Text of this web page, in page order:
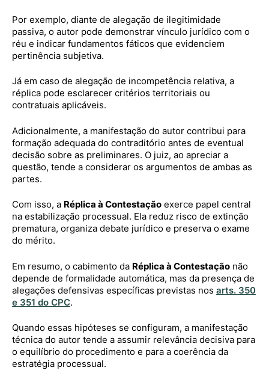
Por exemplo, diante de alegação de ilegitimidade
passiva, o autor pode demonstrar vínculo jurídico com o
réu e indicar fundamentos fáticos que evidenciem
pertinência subjetiva.
Já em caso de alegação de incompetência relativa, a
réplica pode esclarecer critérios territoriais ou
contratuais aplicáveis.
Adicionalmente, a manifestação do autor contribui para
formação adequada do contraditório antes de eventual
decisão sobre as preliminares. O juiz, ao apreciar a
questão, tende a considerar os argumentos de ambas as
partes.
Com isso, a Réplica à Contestação exerce papel central
na estabilização processual. Ela reduz risco de extinção
prematura, organiza debate jurídico e preserva o exame
do mérito.
Em resumo, o cabimento da Réplica à Contestação não
depende de formalidade automática, mas da presença de
alegações defensivas específicas previstas nos arts. 350
e 351 do CPC.
Quando essas hipóteses se configuram, a manifestação
técnica do autor tende a assumir relevância decisiva para
o equilíbrio do procedimento e para a coerência da
estratégia processual.